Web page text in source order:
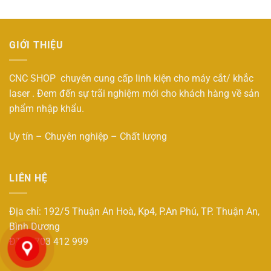
GIỚI THIỆU
CNC SHOP chuyên cung cấp linh kiện cho máy cắt/ khắc
laser . Đem đến sự trãi nghiệm mới cho khách hàng về sản
phẩm nhập khẩu.
Uy tín – Chuyên nghiệp – Chất lượng
LIÊN HỆ
Địa chỉ: 192/5 Thuận An Hoà, Kp4, P.An Phú, TP. Thuận An,
Bình Dương
ĐT : 0703 412 999